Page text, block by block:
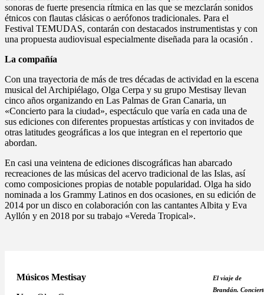
sonoras de fuerte presencia rítmica en las que se mezclarán sonidos
étnicos con flautas clásicas o aerófonos tradicionales. Para el
Festival TEMUDAS, contarán con destacados instrumentistas y con
una propuesta audiovisual especialmente diseñada para la ocasión .
La compañía
Con una trayectoria de más de tres décadas de actividad en la escena
musical del Archipiélago, Olga Cerpa y su grupo Mestisay llevan
cinco años organizando en Las Palmas de Gran Canaria, un
«Concierto para la ciudad», espectáculo que varía en cada una de
sus ediciones con diferentes propuestas artísticas y con invitados de
otras latitudes geográficas a los que integran en el repertorio que
abordan.
En casi una veintena de ediciones discográficas han abarcado
recreaciones de las músicas del acervo tradicional de las Islas, así
como composiciones propias de notable popularidad. Olga ha sido
nominada a los Grammy Latinos en dos ocasiones, en su edición de
2014 por un disco en colaboración con las cantantes Albita y Eva
Ayllón y en 2018 por su trabajo «Vereda Tropical».
Músicos Mestisay
El viaje de
Brandán.